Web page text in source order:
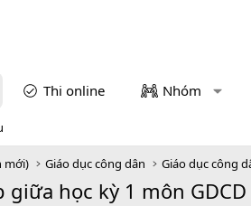
Thi online Nhóm
mới) Giáo dục công dân Giáo dục công
học kỳ 1 môn